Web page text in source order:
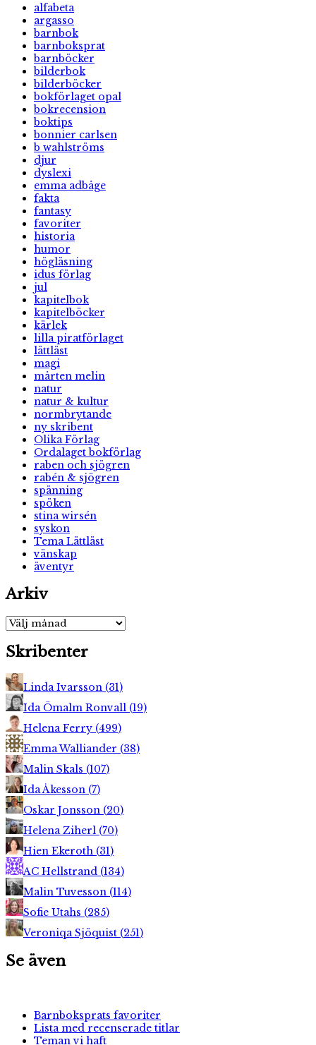
alfabeta
argasso
barnbok
barnboksprat
barnböcker
bilderbok
bilderböcker
bokförlaget opal
bokrecension
boktips
bonnier carlsen
b wahlströms
djur
dyslexi
emma adbåge
fakta
fantasy
favoriter
historia
humor
högläsning
idus förlag
jul
kapitelbok
kapitelböcker
kärlek
lilla piratförlaget
lättläst
magi
mårten melin
natur
natur & kultur
normbrytande
ny skribent
Olika Förlag
Ordalaget bokförlag
raben och sjögren
rabén & sjögren
spänning
spöken
stina wirsén
syskon
Tema Lättläst
vänskap
äventyr
Arkiv
Arkiv
Skribenter
Linda Ivarsson (31)
Ida Ömalm Ronvall (19)
Helena Ferry (499)
Emma Walliander (38)
Malin Skals (107)
Ida Åkesson (7)
Oskar Jonsson (20)
Helena Ziherl (70)
Hien Ekeroth (31)
AC Hellstrand (134)
Malin Tuvesson (114)
Sofie Utahs (285)
Veroniqa Sjöquist (251)
Se även
Barnboksprats favoriter
Lista med recenserade titlar
Teman vi haft